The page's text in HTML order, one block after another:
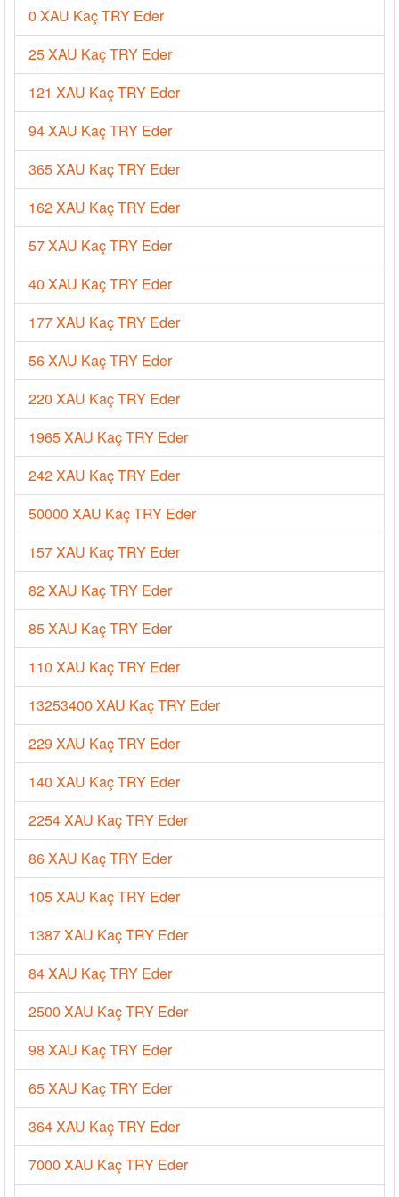
0 XAU Kaç TRY Eder
25 XAU Kaç TRY Eder
121 XAU Kaç TRY Eder
94 XAU Kaç TRY Eder
365 XAU Kaç TRY Eder
162 XAU Kaç TRY Eder
57 XAU Kaç TRY Eder
40 XAU Kaç TRY Eder
177 XAU Kaç TRY Eder
56 XAU Kaç TRY Eder
220 XAU Kaç TRY Eder
1965 XAU Kaç TRY Eder
242 XAU Kaç TRY Eder
50000 XAU Kaç TRY Eder
157 XAU Kaç TRY Eder
82 XAU Kaç TRY Eder
85 XAU Kaç TRY Eder
110 XAU Kaç TRY Eder
13253400 XAU Kaç TRY Eder
229 XAU Kaç TRY Eder
140 XAU Kaç TRY Eder
2254 XAU Kaç TRY Eder
86 XAU Kaç TRY Eder
105 XAU Kaç TRY Eder
1387 XAU Kaç TRY Eder
84 XAU Kaç TRY Eder
2500 XAU Kaç TRY Eder
98 XAU Kaç TRY Eder
65 XAU Kaç TRY Eder
364 XAU Kaç TRY Eder
7000 XAU Kaç TRY Eder